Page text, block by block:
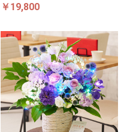
￥19,800